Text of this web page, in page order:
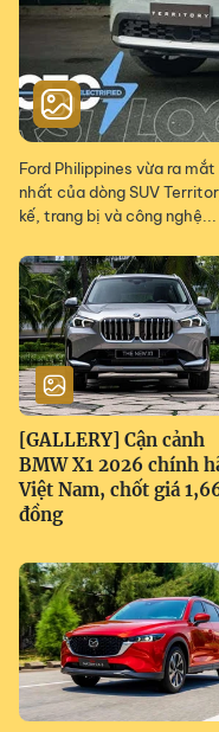
Ford Philippines vừa ra
nhất của dòng SUV
kế, trang bị và công nghệ...
[GALLERY] Cận cảnh
BMW X1 2026 chính
Việt Nam, chốt giá
đồng